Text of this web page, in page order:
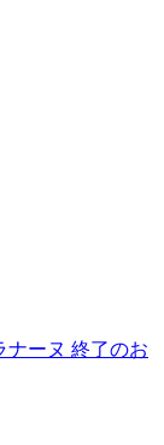
ナーヌ 終了のお